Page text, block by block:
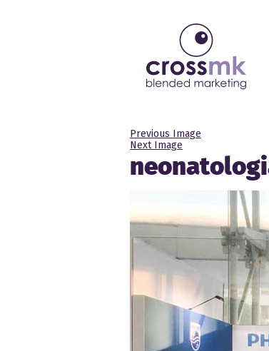
Previous Image
Next Image